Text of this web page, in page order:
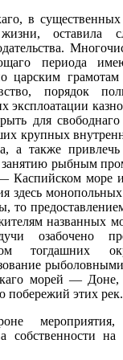
в
жизни, оставила
периода
царским
порядок
эксплоатации
для
крупных
а также
занятию рыбным
Каспийском море
здесь
то
названных
озабочено
тогдашних
морей —
побережий этих рек.
собственности